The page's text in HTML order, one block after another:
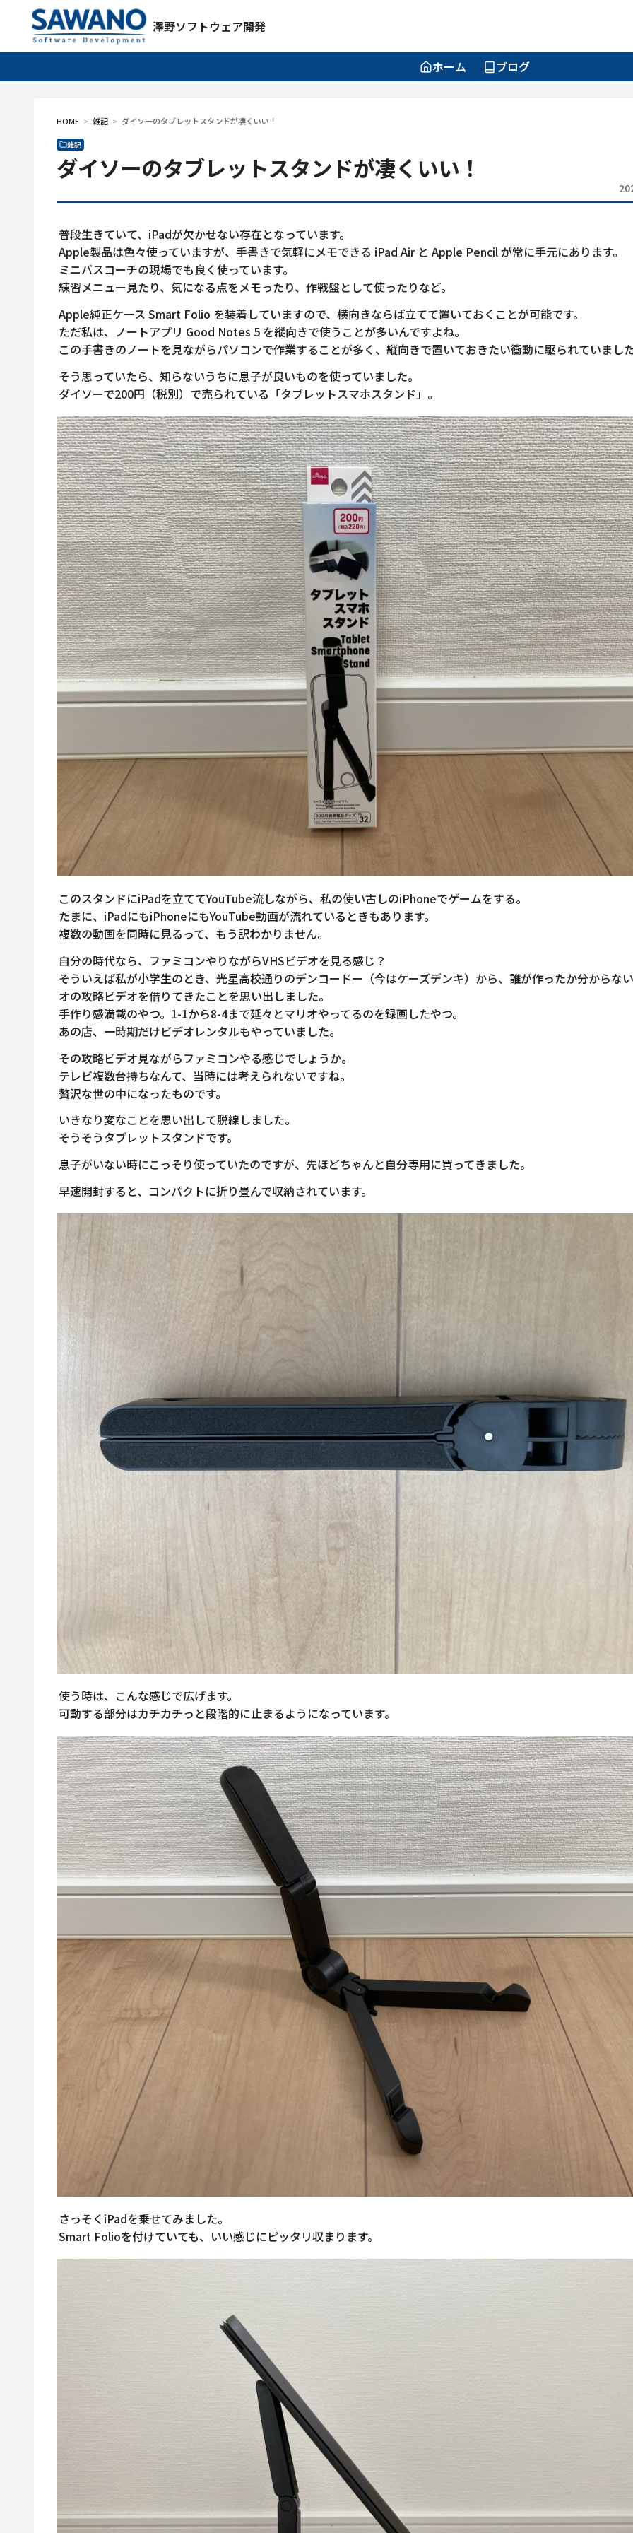
澤野ソフトウェア開発
ホーム ブログ
HOME 雑記 ダイソーのタブレットスタンドが凄くいい！
雑記
ダイソーのタブレットスタンドが凄くいい！
普段生きていて、iPadが欠かせない存在となっています。
Apple製品は色々使っていますが、手書きで気軽にメモできる iPad Air と Apple Pencil が常に手元にあります。
ミニバスコーチの現場でも良く使っています。
練習メニュー見たり、気になる点をメモったり、作戦盤として使ったりなど。
Apple純正ケース Smart Folio を装着していますので、横向きならば立てて置いておくことが可能です。
ただ私は、ノートアプリ Good Notes 5 を縦向きで使うことが多いんですよね。
この手書きのノートを見ながらパソコンで作業することが多く、縦向きで置いておきたい衝動に駆られていまし
そう思っていたら、知らないうちに息子が良いものを使っていました。
ダイソーで200円（税別）で売られている「タブレットスマホスタンド」。
このスタンドにiPadを立ててYouTube流しながら、私の使い古しのiPhoneでゲームをする。
たまに、iPadにもiPhoneにもYouTube動画が流れているときもあります。
複数の動画を同時に見るって、もう訳わかりません。
自分の時代なら、ファミコンやりながらVHSビデオを見る感じ？
そういえば私が小学生のとき、光星高校通りのデンコードー（今はケーズデンキ）から、誰が作ったか分からな
オの攻略ビデオを借りてきたことを思い出しました。
手作り感満載のやつ。1-1から8-4まで延々とマリオやってるのを録画したやつ。
あの店、一時期だけビデオレンタルもやっていました。
その攻略ビデオ見ながらファミコンやる感じでしょうか。
テレビ複数台持ちなんて、当時には考えられないですね。
贅沢な世の中になったものです。
いきなり変なことを思い出して脱線しました。
そうそうタブレットスタンドです。
息子がいない時にこっそり使っていたのですが、先ほどちゃんと自分専用に買ってきました。
早速開封すると、コンパクトに折り畳んで収納されています。
使う時は、こんな感じで広げます。
可動する部分はカチカチっと段階的に止まるようになっています。
さっそくiPadを乗せてみました。
Smart Folioを付けていても、いい感じにピッタリ収まります。